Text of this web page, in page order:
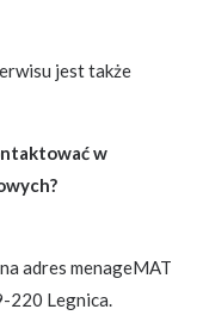
jest także
w
adres menageMAT
220 Legnica.